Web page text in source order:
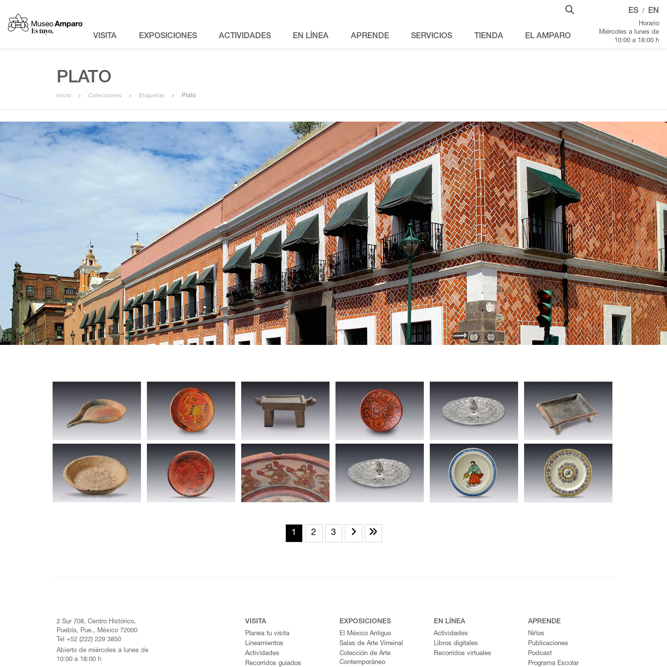
VISITA EXPOSICIONES ACTIVIDADES EN LÍNEA APRENDE SERVICIOS TIENDA EL AMPARO
ES / EN
Horario
Miércoles a lunes de
10:00 a 18:00 h
PLATO
Inicio Colecciones Etiquetas Plato
1 2 3
2 Sur 708, Centro Histórico,
Puebla, Pue., México 72000
Tel +52 (222) 229 3850
Abierto de miércoles a lunes de
10:00 a 18:00 h
VISITA
Planea tu visita
Lineamientos
Actividades
Recorridos guiados
EXPOSICIONES
El México Antiguo
Salas de Arte Virreinal
Colección de Arte
Contemporáneo
EN LÍNEA
Actividades
Libros digitales
Recorridos virtuales
APRENDE
Niños
Publicaciones
Podcast
Programa Escolar